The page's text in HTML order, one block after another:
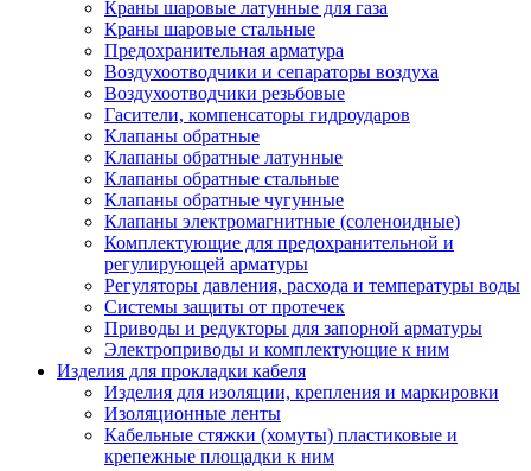
Краны шаровые латунные для газа
Краны шаровые стальные
Предохранительная арматура
Воздухоотводчики и сепараторы воздуха
Воздухоотводчики резьбовые
Гасители, компенсаторы гидроударов
Клапаны обратные
Клапаны обратные латунные
Клапаны обратные стальные
Клапаны обратные чугунные
Клапаны электромагнитные (соленоидные)
Комплектующие для предохранительной и
регулирующей арматуры
Регуляторы давления, расхода и температуры воды
Системы защиты от протечек
Приводы и редукторы для запорной арматуры
Электроприводы и комплектующие к ним
Изделия для прокладки кабеля
Изделия для изоляции, крепления и маркировки
Изоляционные ленты
Кабельные стяжки (хомуты) пластиковые и
крепежные площадки к ним